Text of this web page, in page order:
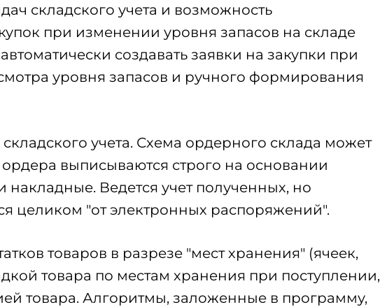
складского учета и возможность
при изменении уровня запасов на складе
создавать заявки на закупки при
уровня запасов и ручного формирования
учета. Схема ордерного склада может
выписываются строго на основании
накладные. Ведется учет полученных, но
целиком "от электронных распоряжений".
товаров в разрезе "мест хранения" (ячеек,
товара по местам хранения при поступлении,
товара. Алгоритмы, заложенные в программу,